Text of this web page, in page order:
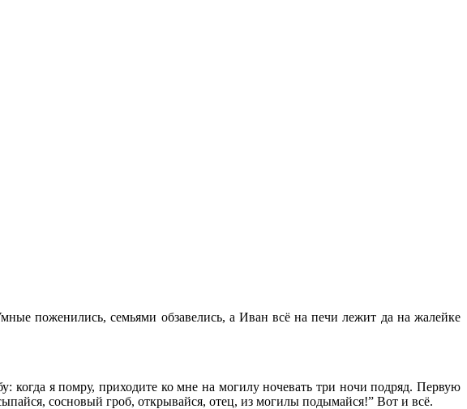
поженились, семьями обзавелись, а Иван всё на печи лежит да на жалейке
я помру, приходите ко мне на могилу ночевать три ночи подряд. Первую
сосновый гроб, открывайся, отец, из могилы подымайся!” Вот и всё.